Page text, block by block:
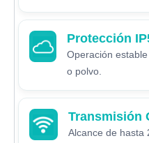
Protección
Operación
o polvo.
Transmisión
Alcance de hasta